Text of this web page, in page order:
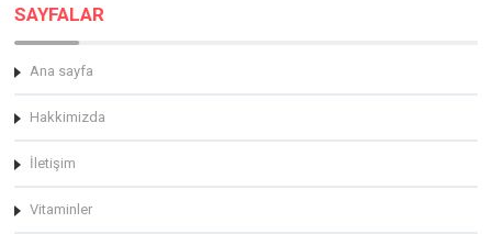
SAYFALAR
Ana sayfa
Hakkimizda
İletişim
Vitaminler